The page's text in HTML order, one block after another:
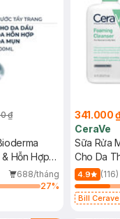
₫
Hỗn Hợp
688/tháng
27%
341.000
CeraVe
Sữa Rửa
Cho Da
473ml
4.9 (116)
Bill